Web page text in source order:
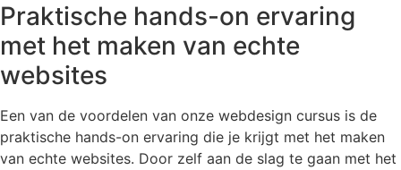
Praktische hands-on ervaring
met het maken van echte
websites
Een van de voordelen van onze webdesign cursus is de
praktische hands-on ervaring die je krijgt met het maken
van echte websites. Door zelf aan de slag te gaan met het